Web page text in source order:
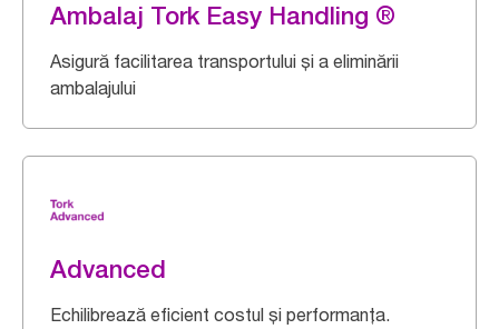
Ambalaj Tork Easy Handling ®
Asigură facilitarea transportului și a eliminării
ambalajului
Advanced
Echilibrează eficient costul și performanța.